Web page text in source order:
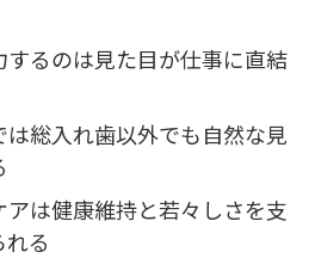
るのは見た目が仕事に直結
総入れ歯以外でも自然な見
は健康維持と若々しさを支
る